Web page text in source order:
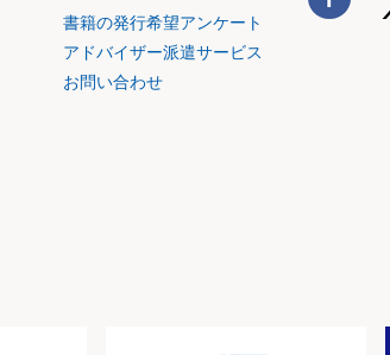
書籍の発行希望アンケート
アドバイザー派遣サービス
お問い合わせ